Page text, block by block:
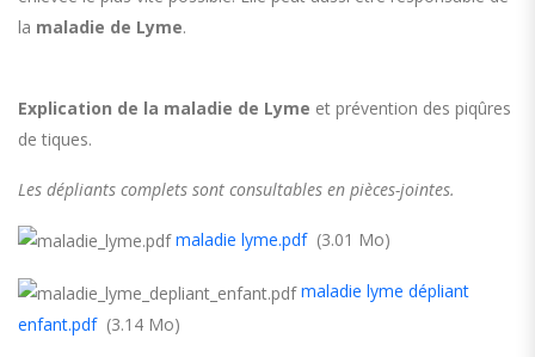
la maladie de Lyme.
Explication de la maladie de Lyme et prévention des piqûres
de tiques.
Les dépliants complets sont consultables en pièces-jointes.
maladie lyme.pdf(3.01 Mo)
maladie lyme dépliant
enfant.pdf(3.14 Mo)